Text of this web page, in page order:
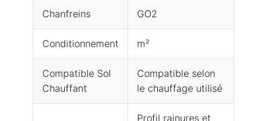
Chanfreins GO2
Conditionnement m²
Compatible Sol
Chauffant
Compatible selon
le chauffage utilisé
Profil rainures et